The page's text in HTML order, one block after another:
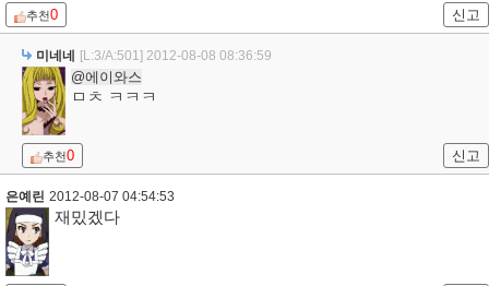
추천0 신고
미네네 [L:3/A:501] 2012-08-08 08:36:59
@에이와스
ㅁㅊ ㅋㅋㅋ
추천0 신고
은예린 2012-08-07 04:54:53
재밌겠다